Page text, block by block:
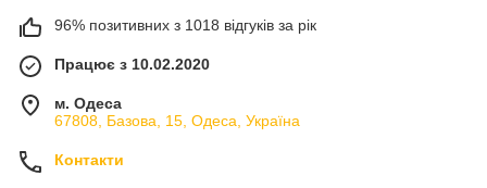
96% позитивних з 1018 відгуків за рік
Працює з 10.02.2020
м. Одеса
67808, Базова, 15, Одеса, Україна
Контакти